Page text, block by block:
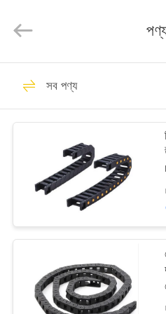
পণ্য
সম্পর্কে
কারখানা
Trading
Co.,
Reserved.
যথার্থ পৃষ্ঠতল
গ্রানাইট
সব পণ্য